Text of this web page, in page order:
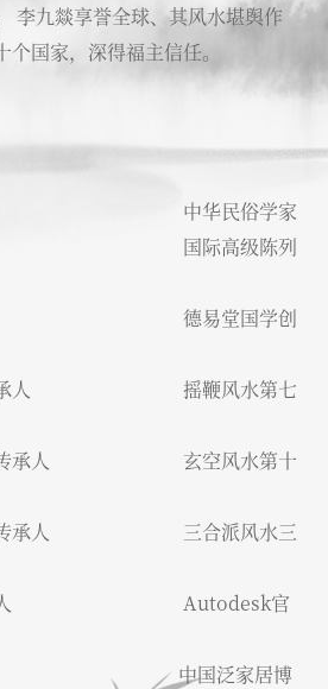
李九燚享誉全球、其风水堪舆作
国家，深得福主信任。
学家 中华民俗学家
大师 国际高级陈列
计师 德易堂国学创
代传承人 摇鞭风水第七
代传承人 玄空风水第十
代传承人 三合派风水三
传承人 Autodesk官
计师 中国泛家居博